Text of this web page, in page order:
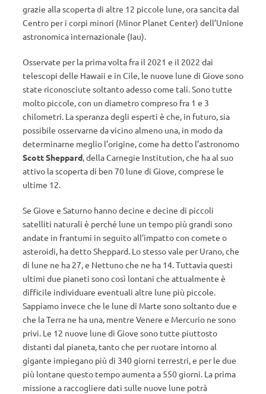
grazie alla scoperta di altre 12 piccole lune, ora sancita dal
Centro per i corpi minori (Minor Planet Center) dell’Unione
astronomica internazionale (Iau).
Osservate per la prima volta fra il 2021 e il 2022 dai
telescopi delle Hawaii e in Cile, le nuove lune di Giove sono
state riconosciute soltanto adesso come tali. Sono tutte
molto piccole, con un diametro compreso fra 1 e 3
chilometri. La speranza degli esperti è che, in futuro, sia
possibile osservarne da vicino almeno una, in modo da
determinarne meglio l’origine, come ha detto l’astronomo
Scott Sheppard, della Carnegie Institution, che ha al suo
attivo la scoperta di ben 70 lune di Giove, comprese le
ultime 12.
Se Giove e Saturno hanno decine e decine di piccoli
satelliti naturali è perché lune un tempo più grandi sono
andate in frantumi in seguito all’impatto con comete o
asteroidi, ha detto Sheppard. Lo stesso vale per Urano, che
di lune ne ha 27, e Nettuno che ne ha 14. Tuttavia questi
ultimi due pianeti sono così lontani che attualmente è
difficile individuare eventuali altre lune più piccole.
Sappiamo invece che le lune di Marte sono soltanto due e
che la Terra ne ha una, mentre Venere e Mercurio ne sono
privi. Le 12 nuove lune di Giove sono tutte piuttosto
distanti dal pianeta, tanto che per ruotare intorno al
gigante impiegano più di 340 giorni terrestri, e per le due
più lontane questo tempo aumenta a 550 giorni. La prima
missione a raccogliere dati sulle nuove lune potrà